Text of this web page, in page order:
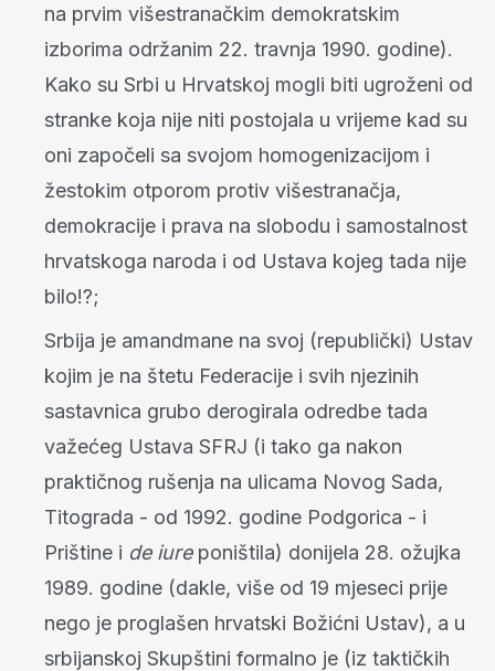
na prvim višestranačkim demokratskim
izborima održanim 22. travnja 1990. godine).
Kako su Srbi u Hrvatskoj mogli biti ugroženi od
stranke koja nije niti postojala u vrijeme kad su
oni započeli sa svojom homogenizacijom i
žestokim otporom protiv višestranačja,
demokracije i prava na slobodu i samostalnost
hrvatskoga naroda i od Ustava kojeg tada nije
bilo!?;
Srbija je amandmane na svoj (republički) Ustav
kojim je na štetu Federacije i svih njezinih
sastavnica grubo derogirala odredbe tada
važećeg Ustava SFRJ (i tako ga nakon
praktičnog rušenja na ulicama Novog Sada,
Titograda - od 1992. godine Podgorica - i
Prištine i de iureponištila) donijela 28. ožujka
1989. godine (dakle, više od 19 mjeseci prije
nego je proglašen hrvatski Božićni Ustav), a u
srbijanskoj Skupštini formalno je (iz taktičkih